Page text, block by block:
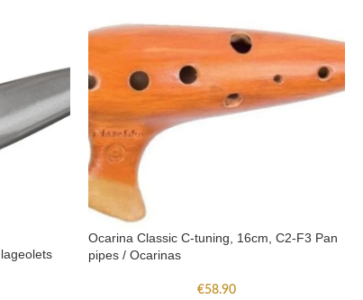
Ocarina Classic C-tuning, 16cm, C2-F3 Pan
pipes / Ocarinas
€58.90